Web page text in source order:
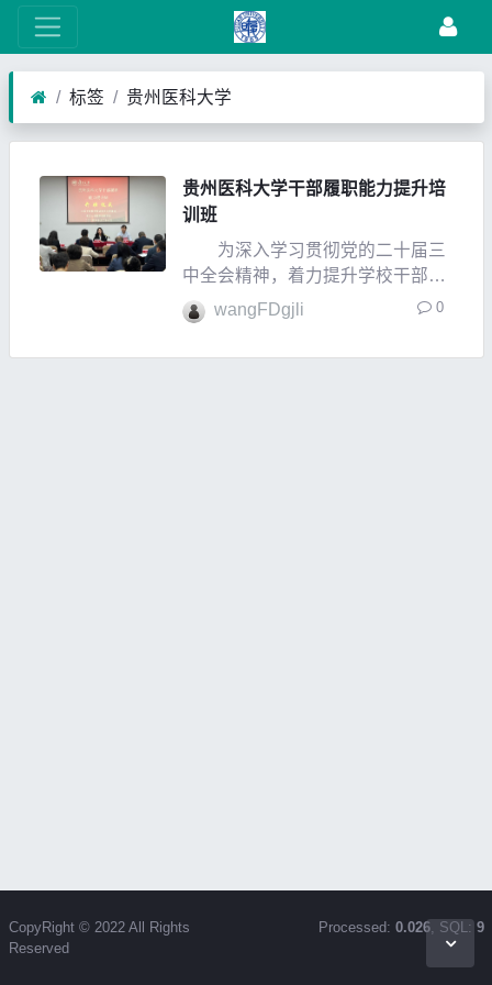
标签 贵州医科大学
贵州医科大学干部履职能力提升培
训班
为深入学习贯彻党的二十届三
中全会精神，着力提升学校干部的
党性修养、政治素质和履职能力，
近日，由贵州医科大学校党委委
wangFDgjli 0
CopyRight © 2022 All Rights
Reserved
Processed: 0.026, SQL: 9